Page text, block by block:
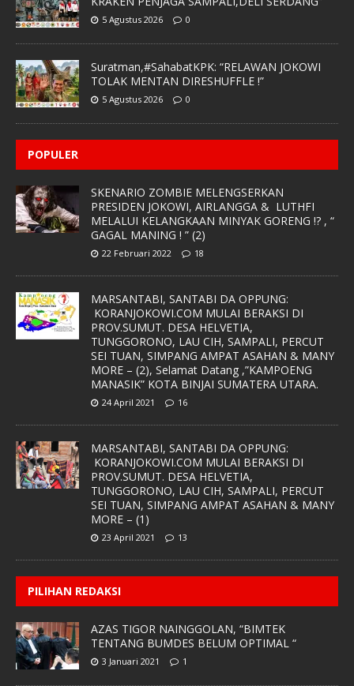
5 Agustus 2026 0
Suratman,#SahabatKPK: “RELAWAN JOKOWI
TOLAK MENTAN DIRESHUFFLE !”
5 Agustus 2026 0
POPULER
SKENARIO ZOMBIE MELENGSERKAN
PRESIDEN JOKOWI, AIRLANGGA & LUTHFI
MELALUI KELANGKAAN MINYAK GORENG !? , “
GAGAL MANING ! ” (2)
22 Februari 2022 18
MARSANTABI, SANTABI DA OPPUNG:
KORANJOKOWI.COM MULAI BERAKSI DI
PROV.SUMUT. DESA HELVETIA,
TUNGGORONO, LAU CIH, SAMPALI, PERCUT
SEI TUAN, SIMPANG AMPAT ASAHAN & MANY
MORE – (2), Selamat Datang ,”KAMPOENG
MANASIK” KOTA BINJAI SUMATERA UTARA.
24 April 2021 16
MARSANTABI, SANTABI DA OPPUNG:
KORANJOKOWI.COM MULAI BERAKSI DI
PROV.SUMUT. DESA HELVETIA,
TUNGGORONO, LAU CIH, SAMPALI, PERCUT
SEI TUAN, SIMPANG AMPAT ASAHAN & MANY
MORE – (1)
23 April 2021 13
PILIHAN REDAKSI
AZAS TIGOR NAINGGOLAN, “BIMTEK
TENTANG BUMDES BELUM OPTIMAL “
3 Januari 2021 1